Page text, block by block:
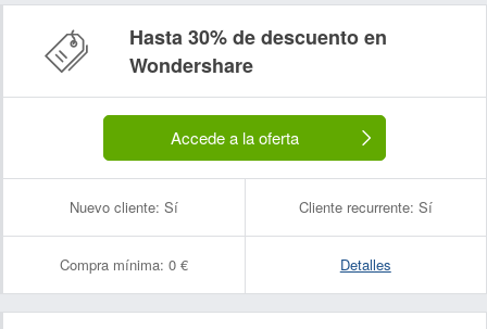
Hasta 30% de descuento en
Wondershare
Accede a la oferta
Nuevo cliente: Sí Cliente recurrente: Sí
Compra mínima: 0 € Detalles